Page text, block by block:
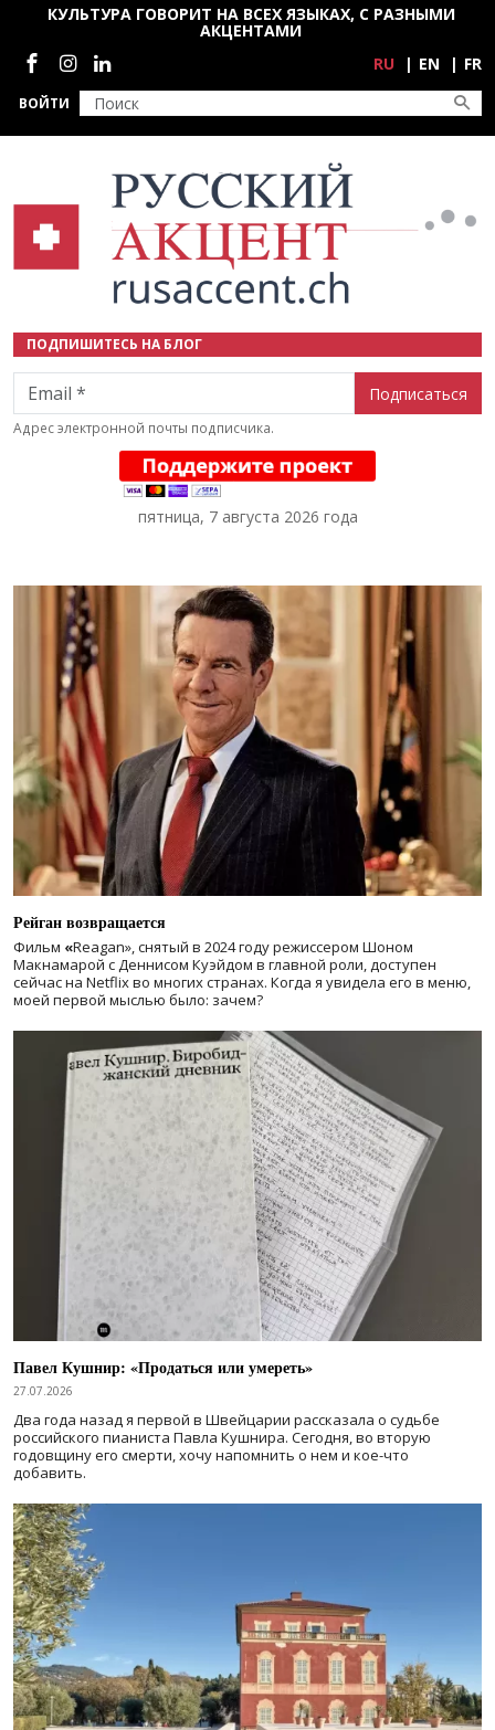
Перейти к основному содержанию
ВОЙТИ
КУЛЬТУРА ГОВОРИТ НА ВСЕХ ЯЗЫКАХ, С РАЗНЫМИ
АКЦЕНТАМИ
Социальные сети
RU EN FR
ПОДПИШИТЕСЬ НА БЛОГ
Email
Адрес электронной почты подписчика.
пятница, 7 августа 2026 года
Рейган возвращается
Фильм «Reagan», снятый в 2024 годурежиссером Шоном
Макнамарой с Деннисом Куэйдом в главной роли, доступен
сейчас на Netflix во многих странах. Когда я увидела его в меню,
моей первой мыслью было: зачем?
Павел Кушнир: «Продаться или умереть»
27.07.2026
Два года назад я первой в Швейцарии рассказала о судьбе
российского пианиста Павла Кушнира. Сегодня, во вторую
годовщину его смерти, хочу напомнить о нем и кое-что
добавить.